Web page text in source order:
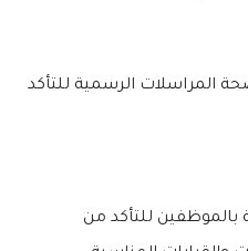
المراسلات الرسمية للتأكد
بالموظفين للتأكد من